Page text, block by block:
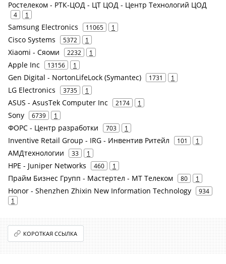
Ростелеком - РТК-ЦОД - ЦТ ЦОД - Центр Технологий ЦОД
4 1
Samsung Electronics 11065 1
Cisco Systems 5372 1
Xiaomi - Сяоми 2232 1
Apple Inc 13156 1
Gen Digital - NortonLifeLock (Symantec) 1731 1
LG Electronics 3735 1
ASUS - AsusTek Computer Inc 2174 1
Sony 6739 1
ФОРС - Центр разработки 703 1
Inventive Retail Group - IRG - Инвентив Ритейл 101 1
АМДтехнологии 33 1
HPE - Juniper Networks 460 1
Прайм Бизнес Групп - Мастертел - МТ Телеком 80 1
Honor - Shenzhen Zhixin New Information Technology
934
1
КОРОТКАЯ ССЫЛКА